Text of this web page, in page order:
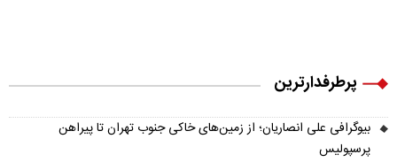
پرطرفدارترین
بیوگرافی علی انصاریان؛ از زمین‌های خاکی جنوب تهران تا پیراهن
پرسپولیس